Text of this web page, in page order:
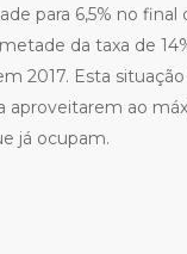
para 6,5% no final
da taxa de
2017. Esta
aproveitarem ao
já ocupam.